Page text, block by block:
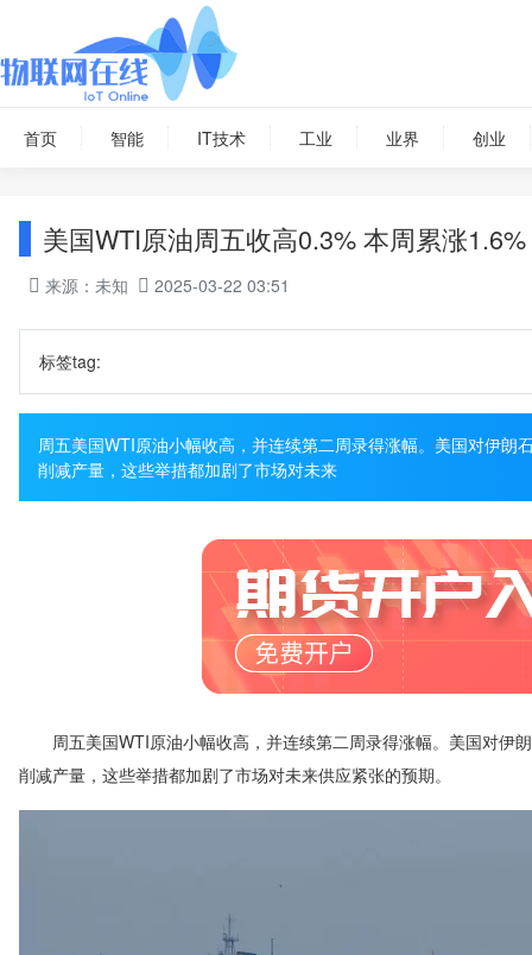
首页 智能 IT技术 工业 业界 创业
美国WTI原油周五收高0.3% 本周累涨1.6%
来源：未知 2025-03-22 03:51
标签tag:
周五美国WTI原油小幅收高，并连续第二周录得涨幅。美国对伊
削减产量，这些举措都加剧了市场对未来
周五美国WTI原油小幅收高，并连续第二周录得涨幅。美国对伊
削减产量，这些举措都加剧了市场对未来供应紧张的预期。